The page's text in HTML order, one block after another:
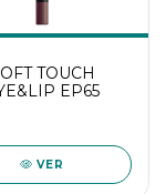
TOUCH
EP65
VER